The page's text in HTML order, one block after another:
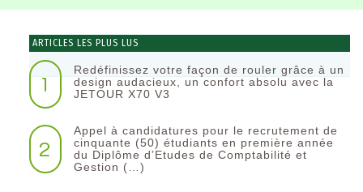
ARTICLES LES PLUS LUS
1
Redéfinissez votre façon de rouler grâce à un
design audacieux, un confort absolu avec la
JETOUR X70 V3
2
Appel à candidatures pour le recrutement de
cinquante (50) étudiants en première année
du Diplôme d’Etudes de Comptabilité et
Gestion (…)